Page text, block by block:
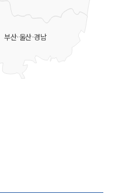
부산·울산·경남